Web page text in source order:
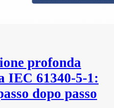
profonda
IEC 61340-5-1:
dopo passo